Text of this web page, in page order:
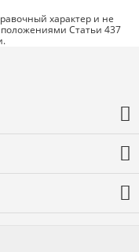
характер и не
Статьи 437